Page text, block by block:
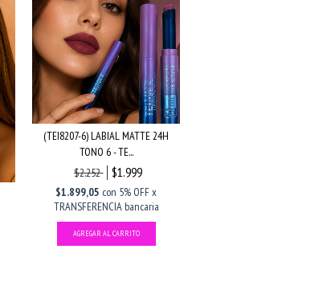
(TEI8207-6) LABIAL MATTE 24H
TONO 6 - TE...
$2.252
$1.999
$1.899,05 con 5% OFF x
TRANSFERENCIA bancaria